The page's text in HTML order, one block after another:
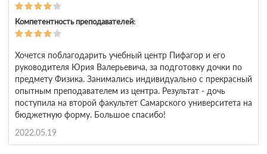
Компетентность преподавателей:
Хочется поблагодарить учебный центр Пифагор и его
руководителя Юрия Валерьевича, за подготовку дочки по
предмету Физика. Занимались индивидуально с прекрасный
опытным преподавателем из центра. Результат - дочь
поступила на второй факультет Самарского университета на
бюджетную форму. Большое спасибо!
2022.05.19